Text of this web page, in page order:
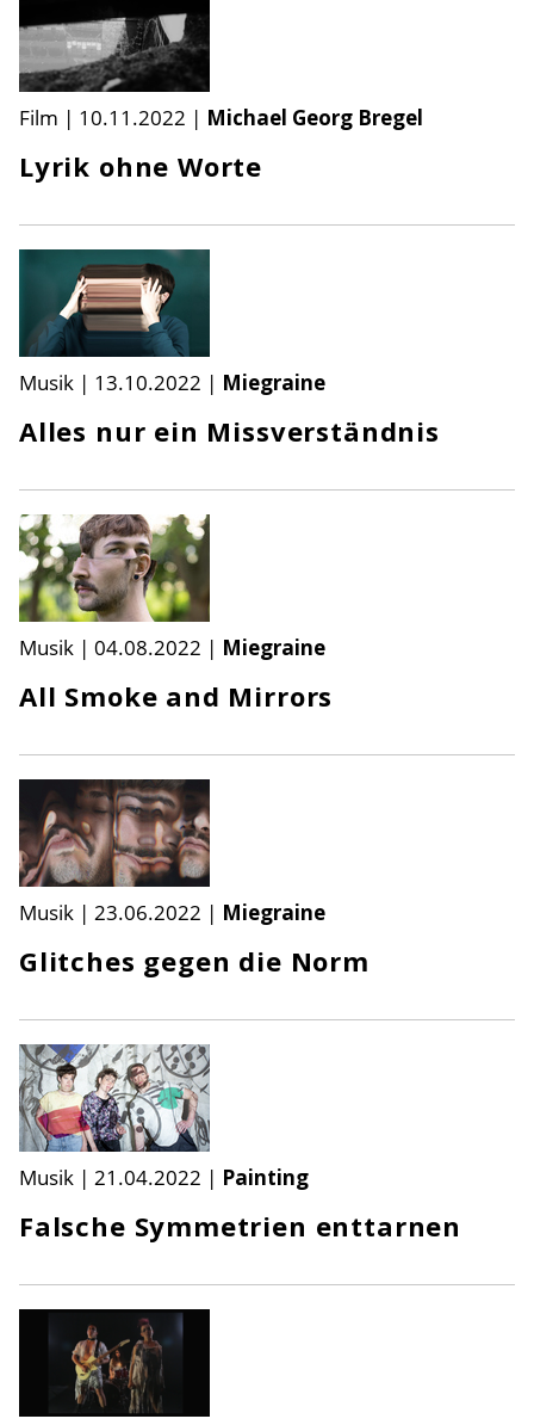
Film | 10.11.2022 | Michael Georg Bregel
Lyrik ohne Worte
Musik | 13.10.2022 | Miegraine
Alles nur ein Missverständnis
Musik | 04.08.2022 | Miegraine
All Smoke and Mirrors
Musik | 23.06.2022 | Miegraine
Glitches gegen die Norm
Musik | 21.04.2022 | Painting
Falsche Symmetrien enttarnen